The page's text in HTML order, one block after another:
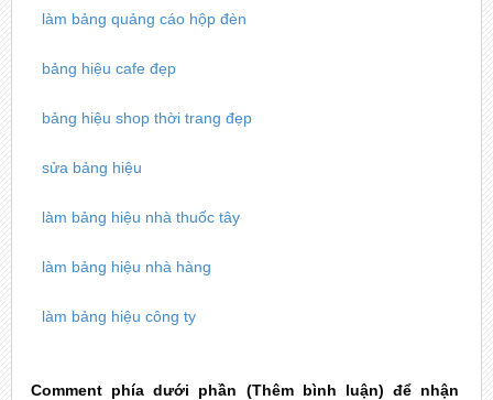
làm bảng quảng cáo hộp đèn
bảng hiệu cafe đẹp
bảng hiệu shop thời trang đẹp
sửa bảng hiệu
làm bảng hiệu nhà thuốc tây
làm bảng hiệu nhà hàng
làm bảng hiệu công ty
Comment phía dưới phần (Thêm bình luận) để nhận